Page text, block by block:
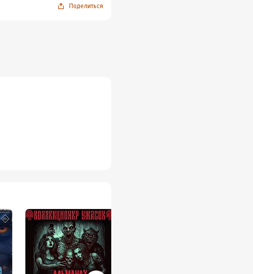
Поделиться